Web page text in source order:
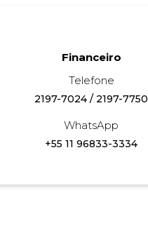
Financeiro
Telefone
2197-7024 / 2197-7750
WhatsApp
+55 11 96833-3334